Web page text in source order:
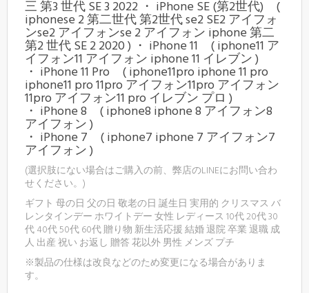
三 第3 世代 SE 3 2022 ・ iPhone SE (第2世代) (
iphonese 2 第二世代 第2世代 se2 SE2 アイフォ
ンse2 アイフォンse 2 アイフォン iphone 第二
第2 世代 SE 2 2020 ) ・ iPhone 11 ( iphone11 ア
イフォン11 アイフォン iphone 11 イレブン )
・ iPhone 11 Pro ( iphone11pro iphone 11 pro
iphone11 pro 11pro アイフォン11pro アイフォン
11pro アイフォン11 pro イレブン プロ )
・ iPhone 8 ( iphone8 iphone 8 アイフォン8
アイフォン )
・ iPhone 7 ( iphone7 iphone 7 アイフォン7
アイフォン )
(選択肢にない場合はご購入の前、弊店のLINEにお問い合わ
せください。)
ギフト 母の日 父の日 敬老の日 誕生日 実用的 クリスマス バ
レンタインデー ホワイトデー 女性 レディース 10代 20代 30
代 40代 50代 60代 贈り物 新生活応援 結婚 退院 卒業 退職 成
人 出産 祝い お返し 贈答 花以外 男性 メンズ プチ
※製品の仕様は改良などのため変更になる場合がありま
す。